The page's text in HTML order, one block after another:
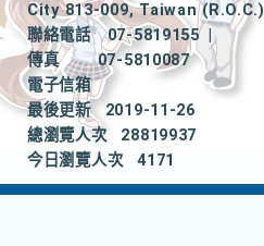
City 813-009, Taiwan (R.O.C.)
聯絡電話
07-5819155
|
傳真
07-5810087
電子信箱
最後更新
2019-11-26
總瀏覽人次
28819937
今日瀏覽人次
4171